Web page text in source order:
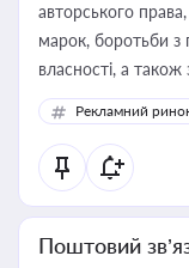
авторського
марок, боротьби з
власності, а також
Рекламний
Поштовий